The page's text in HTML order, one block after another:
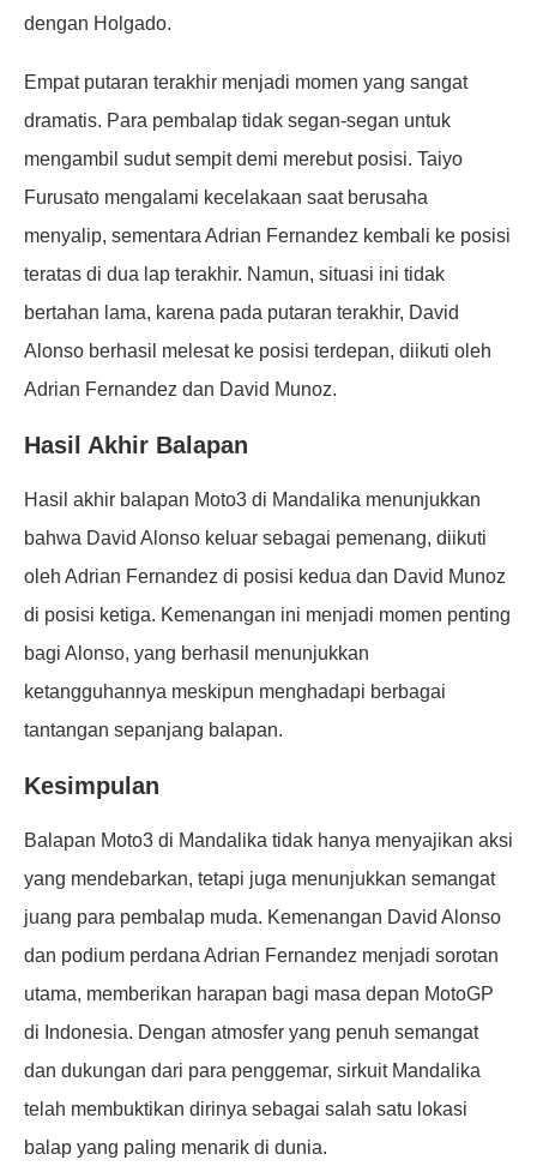
dengan Holgado.
Empat putaran terakhir menjadi momen yang sangat
dramatis. Para pembalap tidak segan-segan untuk
mengambil sudut sempit demi merebut posisi. Taiyo
Furusato mengalami kecelakaan saat berusaha
menyalip, sementara Adrian Fernandez kembali ke posisi
teratas di dua lap terakhir. Namun, situasi ini tidak
bertahan lama, karena pada putaran terakhir, David
Alonso berhasil melesat ke posisi terdepan, diikuti oleh
Adrian Fernandez dan David Munoz.
Hasil Akhir Balapan
Hasil akhir balapan Moto3 di Mandalika menunjukkan
bahwa David Alonso keluar sebagai pemenang, diikuti
oleh Adrian Fernandez di posisi kedua dan David Munoz
di posisi ketiga. Kemenangan ini menjadi momen penting
bagi Alonso, yang berhasil menunjukkan
ketangguhannya meskipun menghadapi berbagai
tantangan sepanjang balapan.
Kesimpulan
Balapan Moto3 di Mandalika tidak hanya menyajikan aksi
yang mendebarkan, tetapi juga menunjukkan semangat
juang para pembalap muda. Kemenangan David Alonso
dan podium perdana Adrian Fernandez menjadi sorotan
utama, memberikan harapan bagi masa depan MotoGP
di Indonesia. Dengan atmosfer yang penuh semangat
dan dukungan dari para penggemar, sirkuit Mandalika
telah membuktikan dirinya sebagai salah satu lokasi
balap yang paling menarik di dunia.